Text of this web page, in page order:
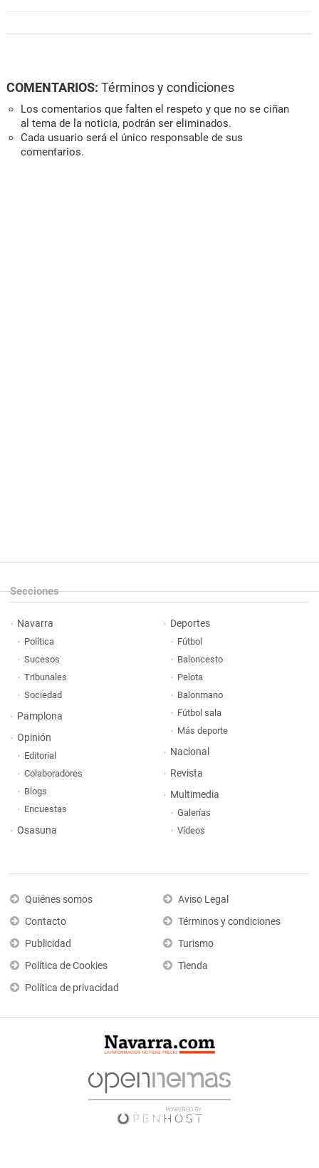
COMENTARIOS: Términos y condiciones
Los comentarios que falten el respeto y que no se ciñan
al tema de la noticia, podrán ser eliminados.
Cada usuario será el único responsable de sus
comentarios.
Secciones
Navarra
Política
Sucesos
Tribunales
Sociedad
Pamplona
Opinión
Editorial
Colaboradores
Blogs
Encuestas
Osasuna
Deportes
Fútbol
Baloncesto
Pelota
Balonmano
Fútbol sala
Más deporte
Nacional
Revista
Multimedia
Galerías
Vídeos
Quiénes somos
Contacto
Publicidad
Política de Cookies
Política de privacidad
Aviso Legal
Términos y condiciones
Turismo
Tienda